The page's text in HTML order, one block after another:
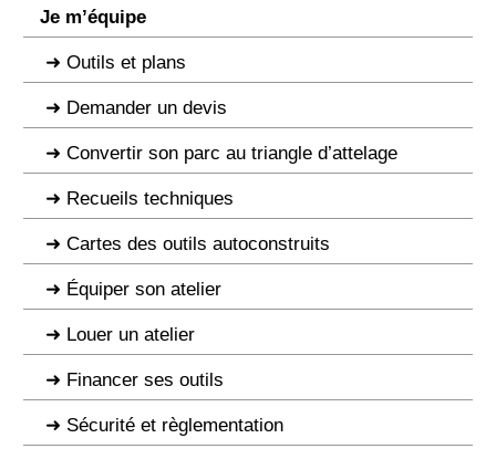
Je m’équipe
Outils et plans
Demander un devis
Convertir son parc au triangle d’attelage
Recueils techniques
Cartes des outils autoconstruits
Équiper son atelier
Louer un atelier
Financer ses outils
Sécurité et règlementation